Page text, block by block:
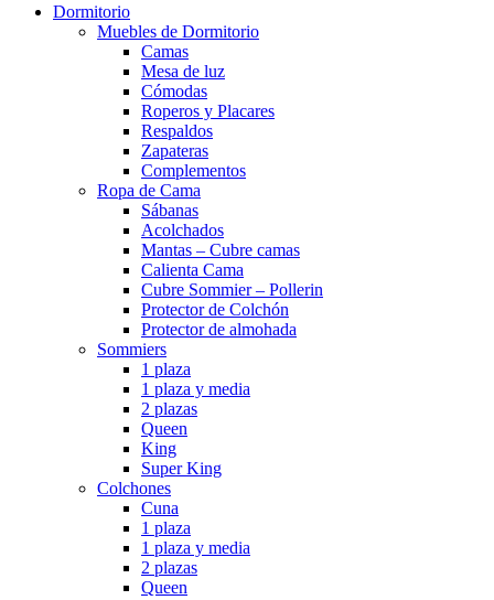
Dormitorio
Muebles de Dormitorio
Camas
Mesa de luz
Cómodas
Roperos y Placares
Respaldos
Zapateras
Complementos
Ropa de Cama
Sábanas
Acolchados
Mantas – Cubre camas
Calienta Cama
Cubre Sommier – Pollerin
Protector de Colchón
Protector de almohada
Sommiers
1 plaza
1 plaza y media
2 plazas
Queen
King
Super King
Colchones
Cuna
1 plaza
1 plaza y media
2 plazas
Queen